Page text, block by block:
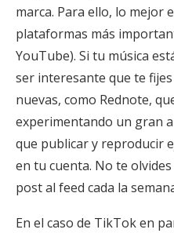
marca. Para ello, lo mejor
plataformas más
YouTube). Si tu música
ser interesante que te
nuevas, como Rednote,
experimentando un gran
que publicar y reproducir
en tu cuenta. No te
post al feed cada la
En el caso de TikTok en